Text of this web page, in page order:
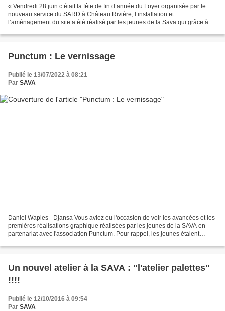
« Vendredi 28 juin c’était la fête de fin d’année du Foyer organisée par le
nouveau service du SARD à Château Rivière, l’installation et
l’aménagement du site a été réalisé par les jeunes de la Sava qui grâce à
Punctum : Le vernissage
Publié le 13/07/2022 à 08:21
Par SAVA
Daniel Waples - Djansa Vous aviez eu l'occasion de voir les avancées et les
premières réalisations graphique réalisées par les jeunes de la SAVA en
partenariat avec l'association Punctum. Pour rappel, les jeunes étaient
Un nouvel atelier à la SAVA : "l'atelier palettes"
!!!!
Publié le 12/10/2016 à 09:54
Par SAVA